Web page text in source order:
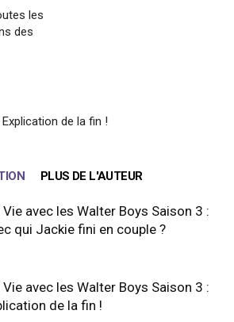
les
des
de la fin !
PLUS DE L'AUTEUR
Vie avec les Walter Boys Saison 3 :
qui Jackie fini en couple ?
Vie avec les Walter Boys Saison 3 :
de la fin !